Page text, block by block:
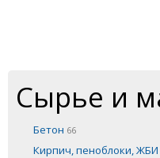
Сырье и
Бетон 66
Кирпич, пеноблоки, ЖБИ